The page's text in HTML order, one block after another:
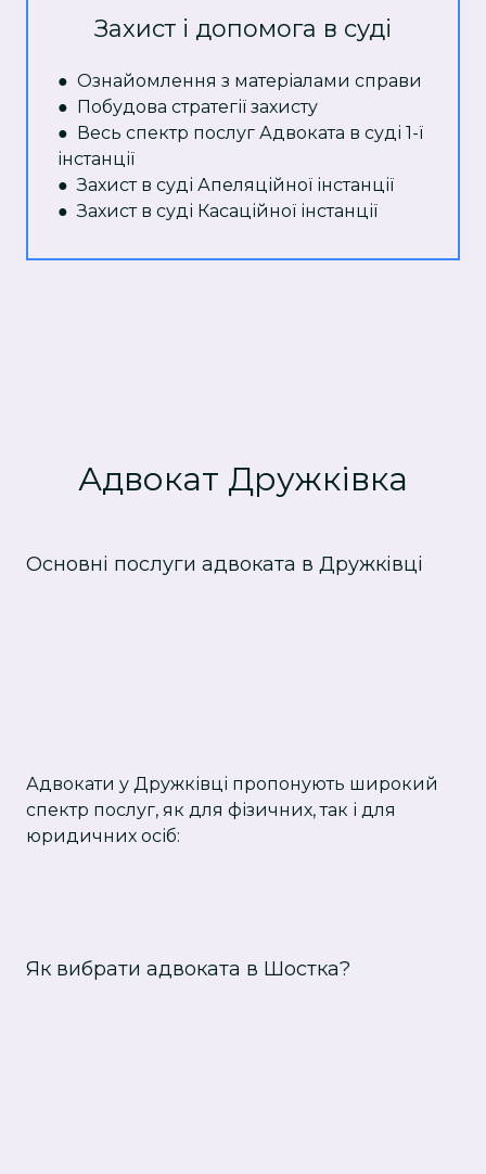
Захист і допомога в суді
● Ознайомлення з матеріалами справи
● Побудова стратегії захисту
● Весь спектр послуг Адвоката в суді 1-ї
інстанції
● Захист в суді Апеляційної інстанції
● Захист в суді Касаційної інстанції
Адвокат Дружківка
Основні послуги адвоката в Дружківці
Адвокати у Дружківці пропонують широкий
спектр послуг, як для фізичних, так і для
юридичних осіб:
Як вибрати адвоката в Шостка?